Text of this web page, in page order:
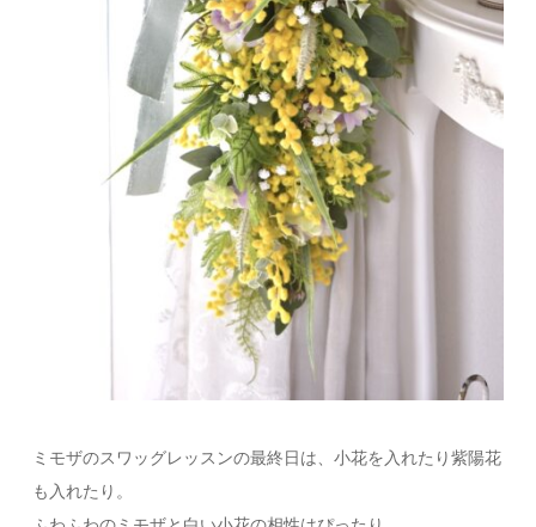
ミモザのスワッグレッスンの最終日は、小花を入れたり紫陽花
も入れたり。